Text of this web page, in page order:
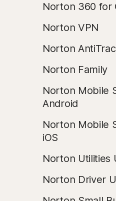
Norton 360 for
Norton VPN
Norton
Norton Family
Norton Mobile
Android
Norton Mobile
iOS
Norton Utilities
Norton Driver